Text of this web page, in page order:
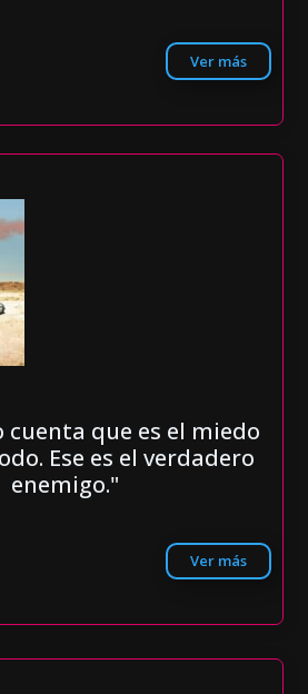
Ver más
cuenta que es el miedo
Ese es el verdadero
enemigo."
Ver más